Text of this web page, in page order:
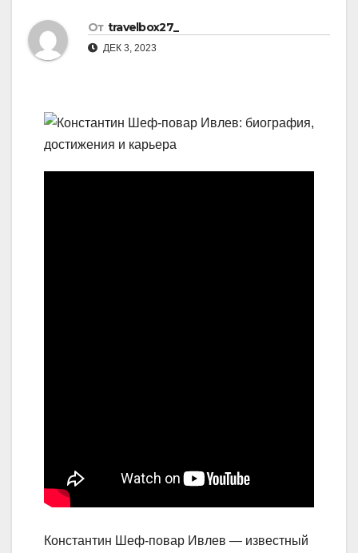
От travelbox27_
ДЕК 3, 2023
Константин Шеф-повар Ивлев — известный